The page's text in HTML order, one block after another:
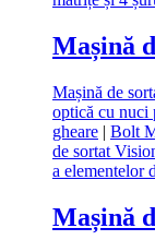
Mașină
Mașină de
optică cu nuci
gheare | Bolt
de sortat
a elementelor
Mașină